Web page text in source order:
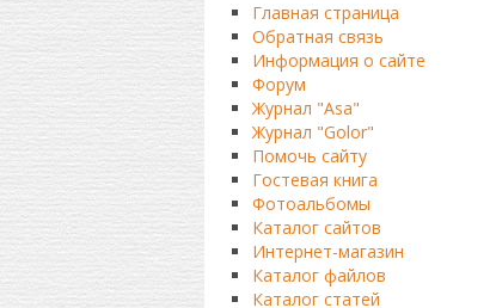
Главная страница
Обратная связь
Информация о сайте
Форум
Журнал "Asa"
Журнал "Golor"
Помочь сайту
Гостевая книга
Фотоальбомы
Каталог сайтов
Интернет-магазин
Каталог файлов
Каталог статей